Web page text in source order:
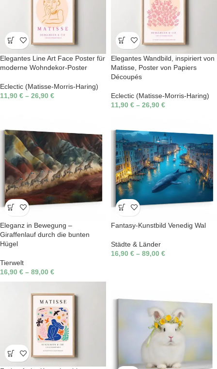
Elegantes Line Art Face Poster für
moderne Wohndekor-Poster
Eclectic (Matisse-Morris-Haring)
11,90 € – 26,90 €
Elegantes Wandbild, inspiriert von
Matisse, Poster von Papiers
Découpés
Eclectic (Matisse-Morris-Haring)
11,90 € – 26,90 €
Eleganz in Bewegung –
Giraffenlauf durch die bunten
Hügel
Tierwelt
16,90 € – 89,00 €
Fantasy-Kunstbild Venedig Wal
Städte & Länder
16,90 € – 89,00 €